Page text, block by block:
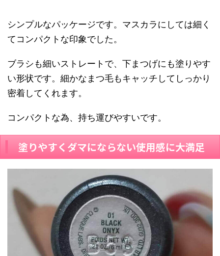
シンプルなパッケージです。マスカラにしては細く
てコンパクトな印象でした。
ブラシも細いストレートで、下まつげにも塗りやす
い形状です。細かなまつ毛もキャッチしてしっかり
密着してくれます。
コンパクトな為、持ち運びやすいです。
塗りやすくダマにならない使用感に大満足